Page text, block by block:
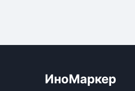
ИноМаркер